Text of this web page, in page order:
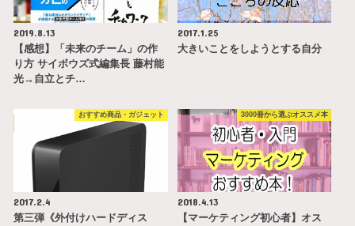
2019.8.13
【感想】「未来のチーム」の作
り方 サイボウズ式編集長 藤村能
光→自立とチ…
2017.1.25
大きいことをしようとする自分
おすすめ商品・ガジェット
2017.2.4
第三弾《外付けハードディス
3000冊から選ぶオススメ本
2018.4.13
【マーケティング初心者】オス